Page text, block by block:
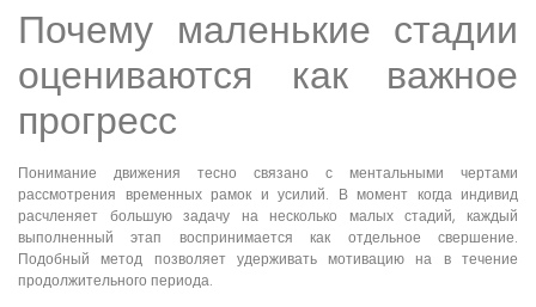
Почему маленькие стадии
оцениваются как важное
прогресс
Понимание движения тесно связано с ментальными чертами
рассмотрения временных рамок и усилий. В момент когда индивид
расчленяет большую задачу на несколько малых стадий, каждый
выполненный этап воспринимается как отдельное свершение.
Подобный метод позволяет удерживать мотивацию на в течение
продолжительного периода.